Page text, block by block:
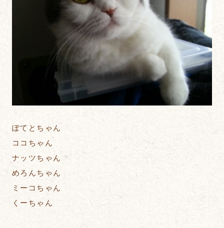
ぽてとちゃん
ココちゃん
ナッツちゃん
めろんちゃん
ミーコちゃん
くーちゃん